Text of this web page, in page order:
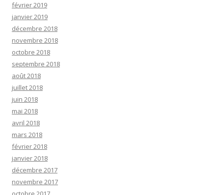
février 2019
janvier 2019
décembre 2018
novembre 2018
octobre 2018
septembre 2018
août 2018
juillet 2018
juin 2018
mai 2018
avril 2018
mars 2018
février 2018
janvier 2018
décembre 2017
novembre 2017